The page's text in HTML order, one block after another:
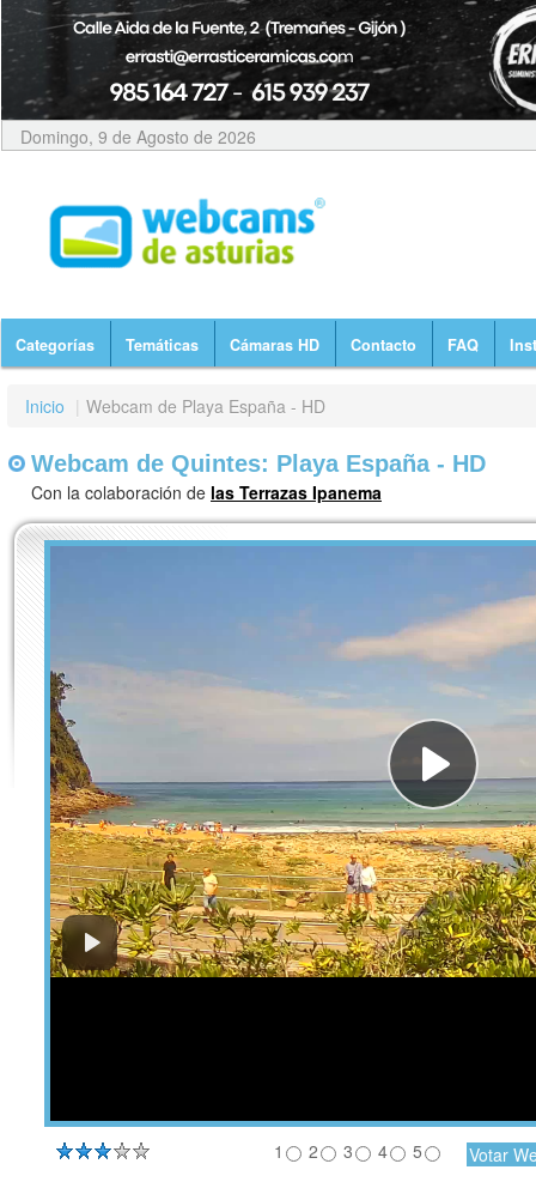
Domingo, 9 de Agosto de 2026
Categorías Temáticas Cámaras HD Contacto FAQ
Inicio | Webcam de Playa España - HD
Webcam de Quintes: Playa España - HD
Con la colaboración de las Terrazas Ipanema
1 2 3 4 5